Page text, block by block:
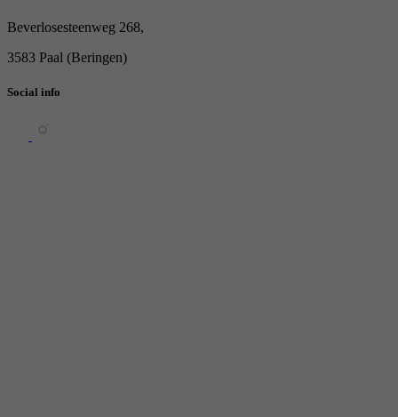
Beverlosesteenweg 268,
3583 Paal (Beringen)
Social info